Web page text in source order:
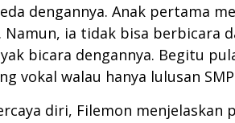
dengannya. Anak pertama
ia tidak bisa berbicara
bicara dengannya. Begitu
vokal walau hanya lulusan
diri, Filemon menjelaskan